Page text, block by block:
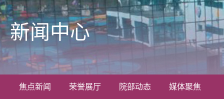
焦点新闻 荣誉展厅 院部动态 媒体聚焦
新闻中心